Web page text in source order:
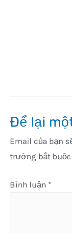
Để lại
Email của bạn
trường bắt
Bình luận *